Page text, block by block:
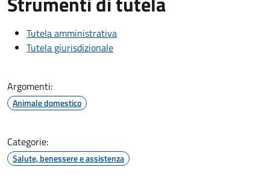
Tutela amministrativa
Tutela giurisdizionale
Argomenti:
Animale domestico
Categorie:
Salute, benessere e assistenza